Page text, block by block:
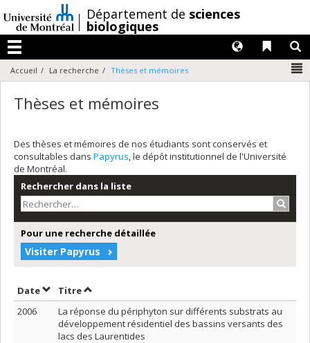
au
contenu
/Département de sciences
biologiques
Menu
Liens
Langues
Accueil La recherche Thèses et mémoires
Thèses et mémoires
Des thèses et mémoires de nos étudiants sont conservés et
consultables dans Papyrus, le dépôt institutionnel de l'Université
de Montréal.
Rechercher dans la liste
Pour une recherche détaillée
Visiter Papyrus
DateTrier par date en ordre décroissant
TitreTrier par titre en ordre décroissant
2006
La réponse du périphyton sur différents substrats au
développement résidentiel des bassins versants des
lacs des Laurentides